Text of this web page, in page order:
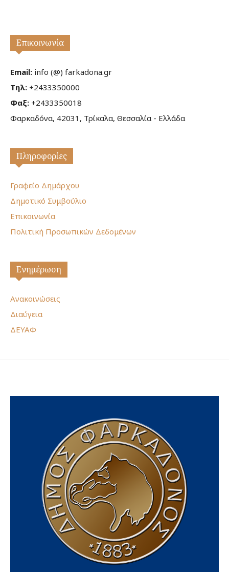
Επικοινωνία
Email: info (@) farkadona.gr
Τηλ: +2433350000
Φαξ: +2433350018
Φαρκαδόνα, 42031, Τρίκαλα, Θεσσαλία - Ελλάδα
Πληροφορίες
Γραφείο Δημάρχου
Δημοτικό Συμβούλιο
Επικοινωνία
Πολιτική Προσωπικών Δεδομένων
Ενημέρωση
Ανακοινώσεις
Διαύγεια
ΔΕΥΑΦ